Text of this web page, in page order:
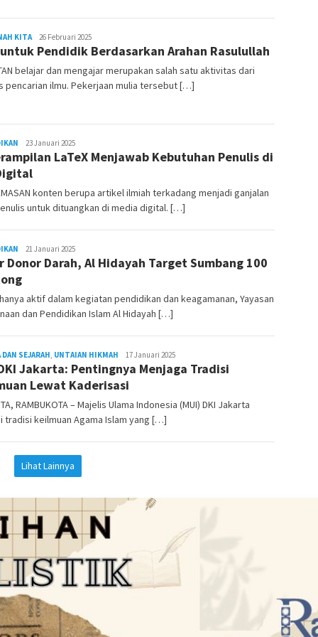
KITAREDAKSI
RAMBUKOTA
26 Februari 2025
Pendidik Berdasarkan Arahan Rasulullah
belajar dan mengajar merupakan salah satu aktivitas dari
pencarian ilmu. Pekerjaan mulia tersebut […]
REDAKSI
RAMBUKOTA
23 Januari 2025
LaTeX Menjawab Kebutuhan Penulis di
konten berupa artikel ilmiah terkadang menjadi ganjalan
untuk dituangkan di media digital. […]
REDAKSI
RAMBUKOTA
21 Januari 2025
Donor Darah, Al Hidayah Target Sumbang 100
hanya aktif dalam kegiatan pendidikan dan keagamanan, Yayasan
dan Pendidikan Islam Al Hidayah […]
DAN SEJARAH, UNTAIAN HIKMAH REDAKSI
RAMBUKOTA
17 Januari 2025
Jakarta: Pentingnya Menjaga Tradisi
Lewat Kaderisasi
RAMBUKOTA – Majelis Ulama Indonesia (MUI) DKI Jakarta
tradisi keilmuan Agama Islam yang […]
Lihat Lainnya